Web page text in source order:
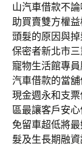
山汽車借款不
助買賣雙方權
頭髮的原因與
保密者新北市
寵物生活館專
汽車借款的當
現金週永和支
區最讓客戶安
免留車超低將
髮及生長期融